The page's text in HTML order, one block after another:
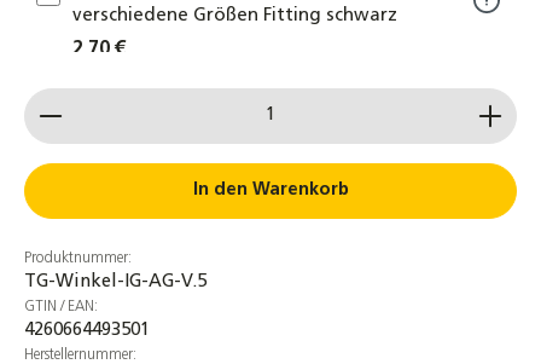
verschiedene Größen Fitting schwarz
2,70 €
DN10 bis DN32 Fitting, schwarz
1,40 €
Temperguss T-Stück 90° IG 3/8" bis 2"
Produkt Anzahl: Gib den gewünschten Wert ein
In den Warenkorb
Produktnummer:
TG-Winkel-IG-AG-V.5
GTIN / EAN:
4260664493501
Herstellernummer: